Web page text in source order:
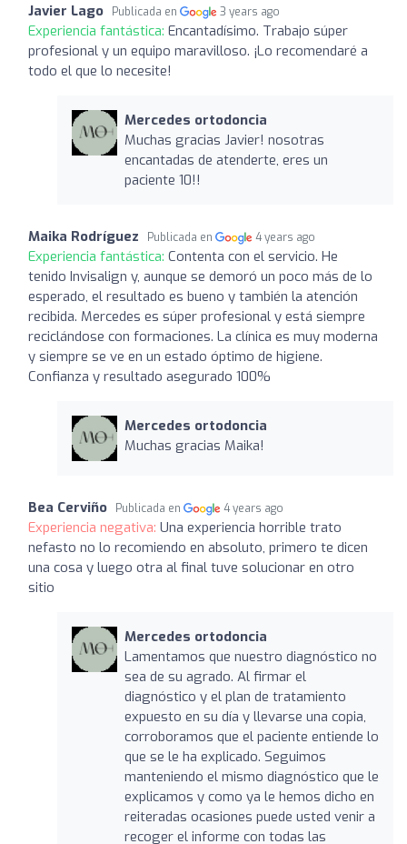
Javier Lago Publicada en 3 years ago
Experiencia fantástica: Encantadísimo. Trabajo súper
profesional y un equipo maravilloso. ¡Lo recomendaré a
todo el que lo necesite!
Mercedes ortodoncia
Muchas gracias Javier! nosotras
encantadas de atenderte, eres un
paciente 10!!
Maika Rodríguez Publicada en 4 years ago
Experiencia fantástica: Contenta con el servicio. He
tenido Invisalign y, aunque se demoró un poco más de lo
esperado, el resultado es bueno y también la atención
recibida. Mercedes es súper profesional y está siempre
reciclándose con formaciones. La clínica es muy moderna
y siempre se ve en un estado óptimo de higiene.
Confianza y resultado asegurado 100%
Mercedes ortodoncia
Muchas gracias Maika!
Bea Cerviño Publicada en 4 years ago
Experiencia negativa: Una experiencia horrible trato
nefasto no lo recomiendo en absoluto, primero te dicen
una cosa y luego otra al final tuve solucionar en otro
sitio
Mercedes ortodoncia
Lamentamos que nuestro diagnóstico no
sea de su agrado. Al firmar el
diagnóstico y el plan de tratamiento
expuesto en su día y llevarse una copia,
corroboramos que el paciente entiende lo
que se le ha explicado. Seguimos
manteniendo el mismo diagnóstico que le
explicamos y como ya le hemos dicho en
reiteradas ocasiones puede usted venir a
recoger el informe con todas las